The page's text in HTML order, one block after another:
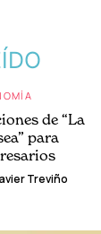
de “La
para
Treviño